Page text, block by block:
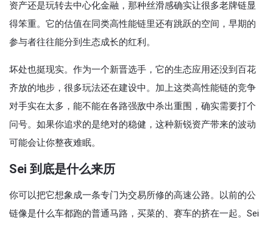
资产还是玩转去中心化金融，那种丝滑感确实让很多老牌链显
得笨重。它的估值在同类高性能链里还有跳跃的空间，早期的
参与者往往能分到生态成长的红利。
坏处也挺现实。作为一个新晋选手，它的生态应用还没到百花
齐放的地步，很多玩法还在建设中。加上这类高性能链的竞争
对手实在太多，能不能在各路强敌中杀出重围，确实需要打个
问号。如果你追求的是绝对的稳健，这种新锐资产带来的波动
可能会让你整夜难眠。
Sei 到底是什么来历
你可以把它想象成一条专门为交易所修的高速公路。以前的公
链像是什么车都跑的普通马路，买菜的、赛车的挤在一起。Sei